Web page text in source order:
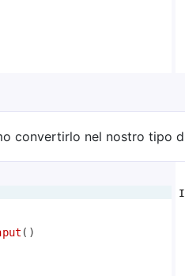
convertirlo nel nostro tipo
( )